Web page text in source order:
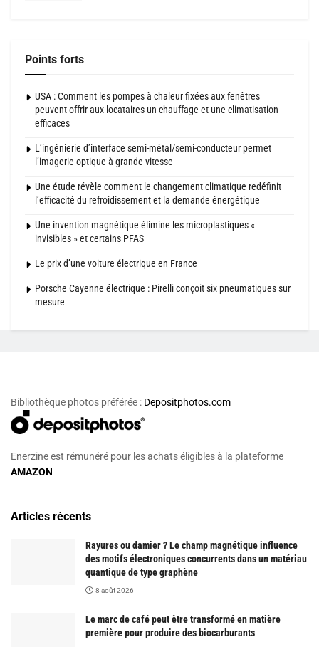
Points forts
USA : Comment les pompes à chaleur fixées aux fenêtres
peuvent offrir aux locataires un chauffage et une climatisation
efficaces
L’ingénierie d’interface semi-métal/semi-conducteur permet
l’imagerie optique à grande vitesse
Une étude révèle comment le changement climatique redéfinit
l’efficacité du refroidissement et la demande énergétique
Une invention magnétique élimine les microplastiques «
invisibles » et certains PFAS
Le prix d’une voiture électrique en France
Porsche Cayenne électrique : Pirelli conçoit six pneumatiques sur
mesure
Bibliothèque photos préférée : Depositphotos.com
Enerzine est rémunéré pour les achats éligibles à la plateforme
AMAZON
Articles récents
Rayures ou damier ? Le champ magnétique influence
des motifs électroniques concurrents dans un matériau
quantique de type graphène
8 août 2026
Le marc de café peut être transformé en matière
première pour produire des biocarburants